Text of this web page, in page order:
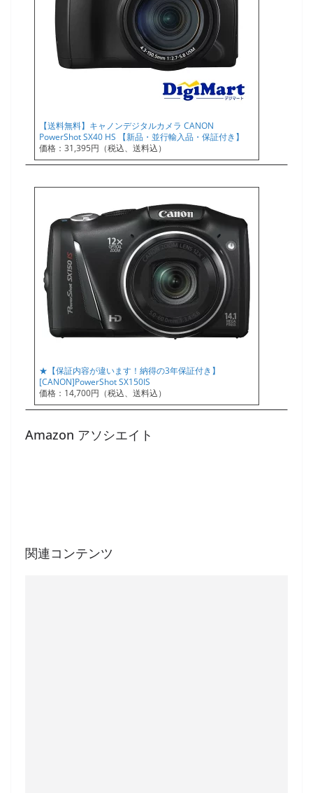
【送料無料】キャノンデジタルカメラ CANON
PowerShot SX40 HS 【新品・並行輸入品・保証付き】
価格：31,395円（税込、送料込）
★【保証内容が違います！納得の3年保証付き】
[CANON]PowerShot SX150IS
価格：14,700円（税込、送料込）
Amazon アソシエイト
関連コンテンツ